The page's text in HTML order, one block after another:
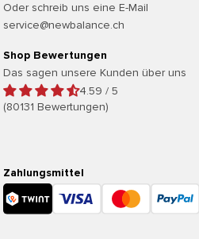
Oder schreib uns eine E-Mail
service@newbalance.ch
Shop Bewertungen
Das sagen unsere Kunden über uns
4.59 / 5
(80131 Bewertungen)
Zahlungsmittel